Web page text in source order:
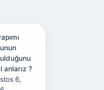
anlarız ?
6,